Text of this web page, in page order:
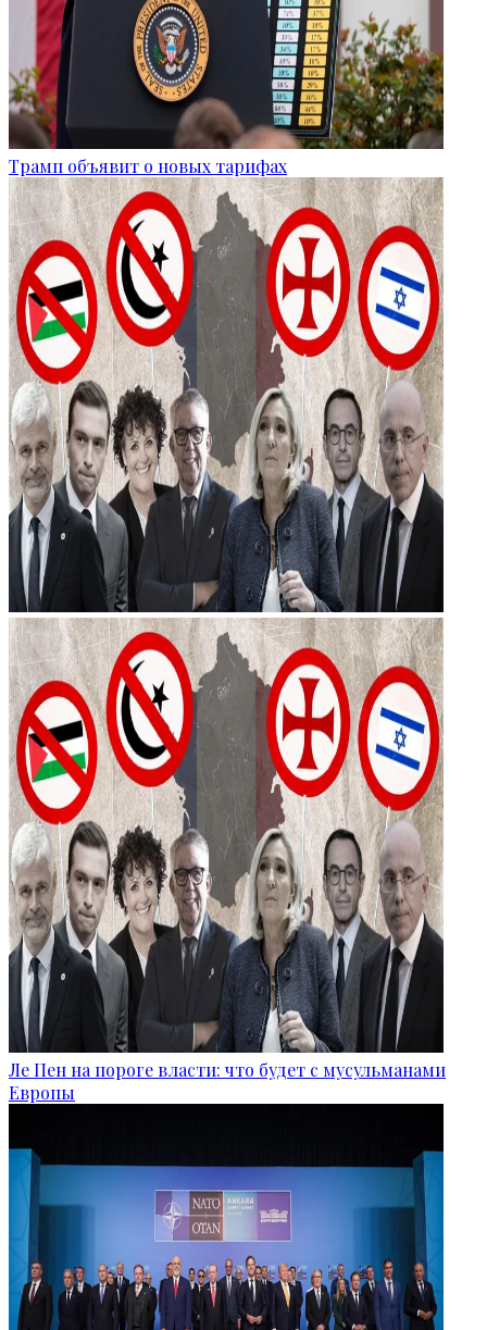
Трамп объявит о новых тарифах
Ле Пен на пороге власти: что будет с мусульманами
Европы